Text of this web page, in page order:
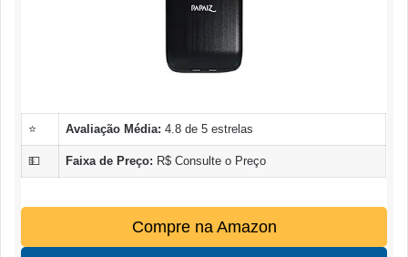
⭐ Avaliação Média: 4.8 de 5 estrelas
💵 Faixa de Preço: R$ Consulte o Preço
Compre na Amazon